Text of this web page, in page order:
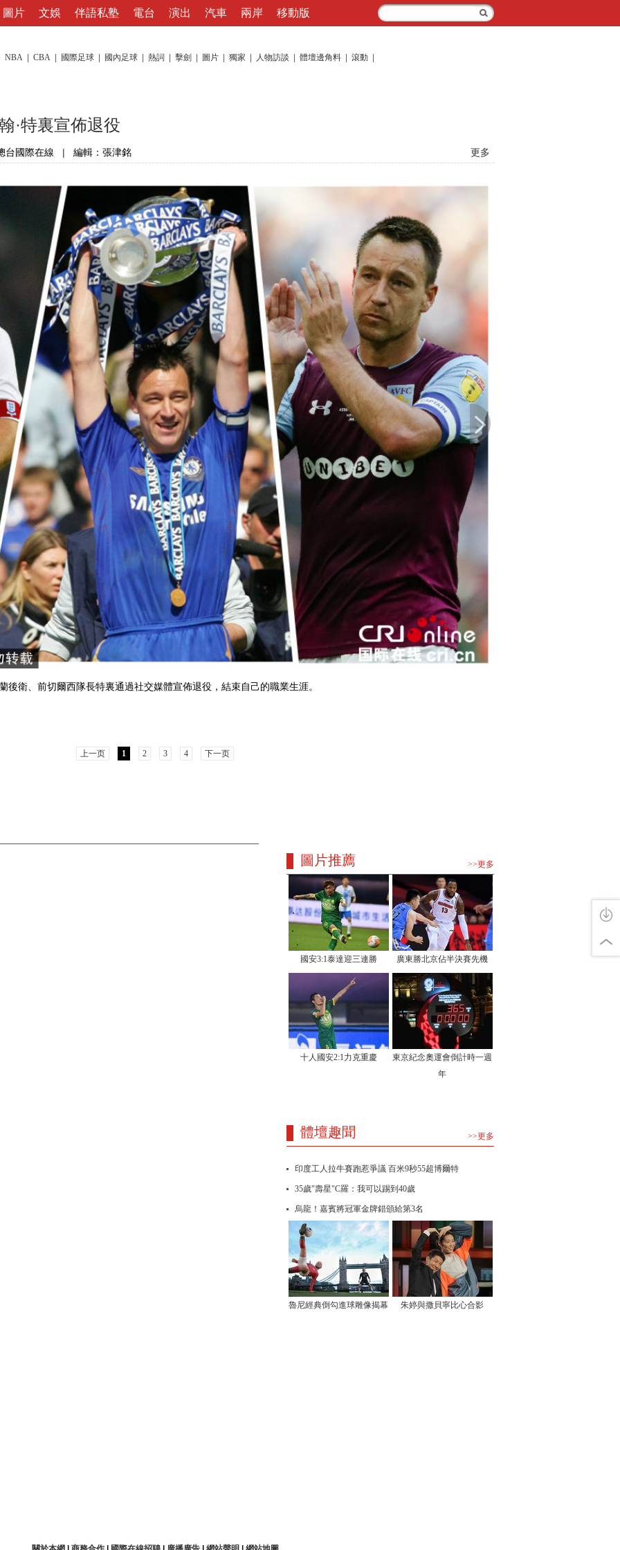
圖片 文娛 伴語私塾 電台 演出 汽車 兩岸 移動版
NBA CBA 國際足球 國內足球 熱詞 擊劍 圖片 獨家 人物訪談 體壇邊角料 滾動
·特裏宣佈退役
台國際在線 | 編輯：張津銘 更多
、前切爾西隊長特裏通過社交媒體宣佈退役，結束自己的職業生涯。
上一页 1 2 3 4 下一页
圖片推薦 >>更多
國安3:1泰達迎三連勝 廣東勝北京佔半決賽先機
十人國安2:1力克重慶
東京紀念奧運會倒計時一週
年
體壇趣聞 >>更多
印度工人拉牛賽跑惹爭議 百米9秒55超博爾特
35歲"壽星"C羅：我可以踢到40歲
烏龍！嘉賓將冠軍金牌錯頒給第3名
魯尼經典倒勾進球雕像揭幕 朱婷與撒貝寧比心合影